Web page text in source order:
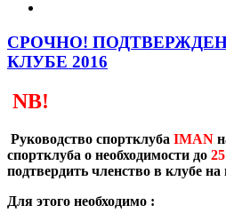
СРОЧНО!
КЛУБЕ 2016
NB!
Руководство спортклуба IMAN
спортклуба о необходимости до
подтвердить членство в клубе на
Для этого необходимо :